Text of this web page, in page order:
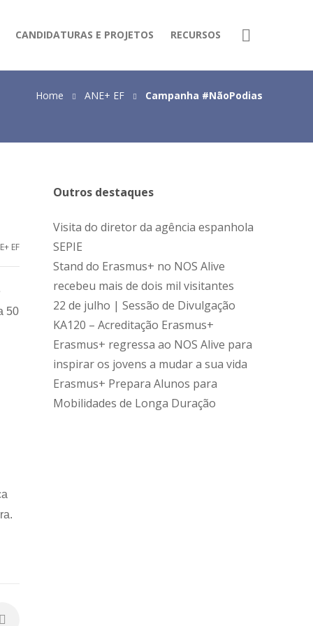
CANDIDATURAS E PROJETOS RECURSOS
Home ANE+ EF Campanha #NãoPodias
EF
50
Outros destaques
Visita do diretor da agência espanhola
SEPIE
Stand do Erasmus+ no NOS Alive
recebeu mais de dois mil visitantes
22 de julho | Sessão de Divulgação
KA120 – Acreditação Erasmus+
Erasmus+ regressa ao NOS Alive para
inspirar os jovens a mudar a sua vida
Erasmus+ Prepara Alunos para
Mobilidades de Longa Duração